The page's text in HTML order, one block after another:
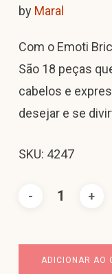
by Maral
Com o Emoti
São 18 peças
cabelos e
desejar e se
SKU: 4247
ADICIONAR AO